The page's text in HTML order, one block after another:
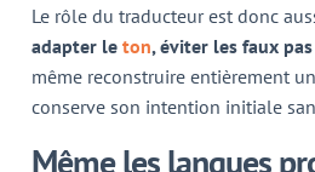
Le rôle du traducteur est donc
adapter le ton, éviter les faux
même reconstruire entièrement
conserve son intention initiale
Même les langues